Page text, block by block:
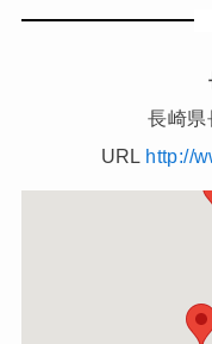
長崎県
URL http://